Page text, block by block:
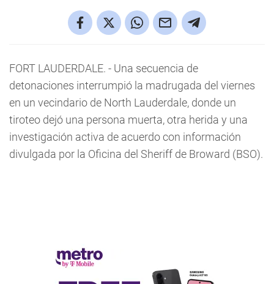
FORT LAUDERDALE. - Una secuencia de
detonaciones interrumpió la madrugada del viernes
en un vecindario de North Lauderdale, donde un
tiroteo dejó una persona muerta, otra herida y una
investigación activa de acuerdo con información
divulgada por la Oficina del Sheriff de Broward (BSO).